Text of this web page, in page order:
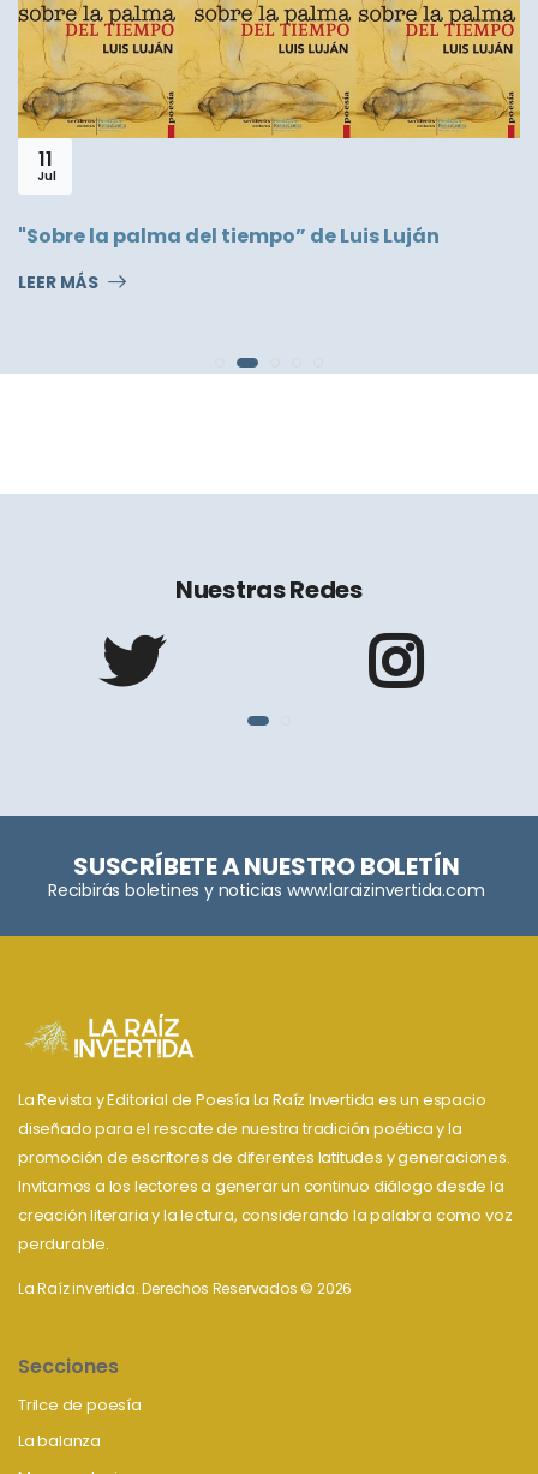
11
Jul
"Sobre la palma del tiempo” de Luis Luján
LEER MÁS
Nuestras Redes
SUSCRÍBETE A NUESTRO BOLETÍN
Recibirás boletines y noticias www.laraizinvertida.com
La Revista y Editorial de Poesía La Raíz Invertida es un espacio
diseñado para el rescate de nuestra tradición poética y la
promoción de escritores de diferentes latitudes y generaciones.
Invitamos a los lectores a generar un continuo diálogo desde la
creación literaria y la lectura, considerando la palabra como voz
perdurable.
La Raíz invertida. Derechos Reservados © 2026
Secciones
Trilce de poesía
La balanza